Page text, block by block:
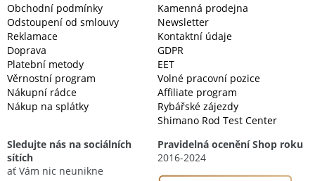
Obchodní podmínky
Odstoupení od smlouvy
Reklamace
Doprava
Platební metody
Věrnostní program
Nákupní rádce
Nákup na splátky
Kamenná prodejna
Newsletter
Kontaktní údaje
GDPR
EET
Volné pracovní pozice
Affiliate program
Rybářské zájezdy
Shimano Rod Test Center
Sledujte nás na sociálních
sítích
ať Vám nic neunikne
Pravidelná ocenění Shop roku
2016-2024